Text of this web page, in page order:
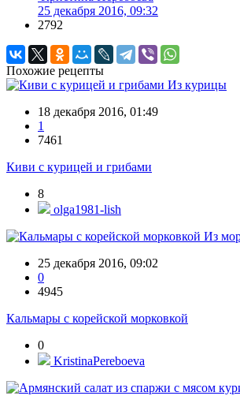
25 декабря 2016, 09:32
2792
Похожие рецепты
Из курицы
18 декабря 2016, 01:49
1
7461
Киви с курицей и грибами
8
olga1981-lish
Из
25 декабря 2016, 09:02
0
4945
Кальмары с корейской морковкой
0
KristinaPereboeva